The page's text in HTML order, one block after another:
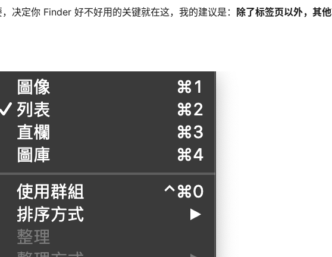
决定你 Finder 好不好用的关键就在这，我的建议是： 除了标签页以外，其